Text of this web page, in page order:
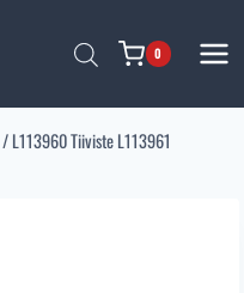
0
/L113960 Tiiviste L113961